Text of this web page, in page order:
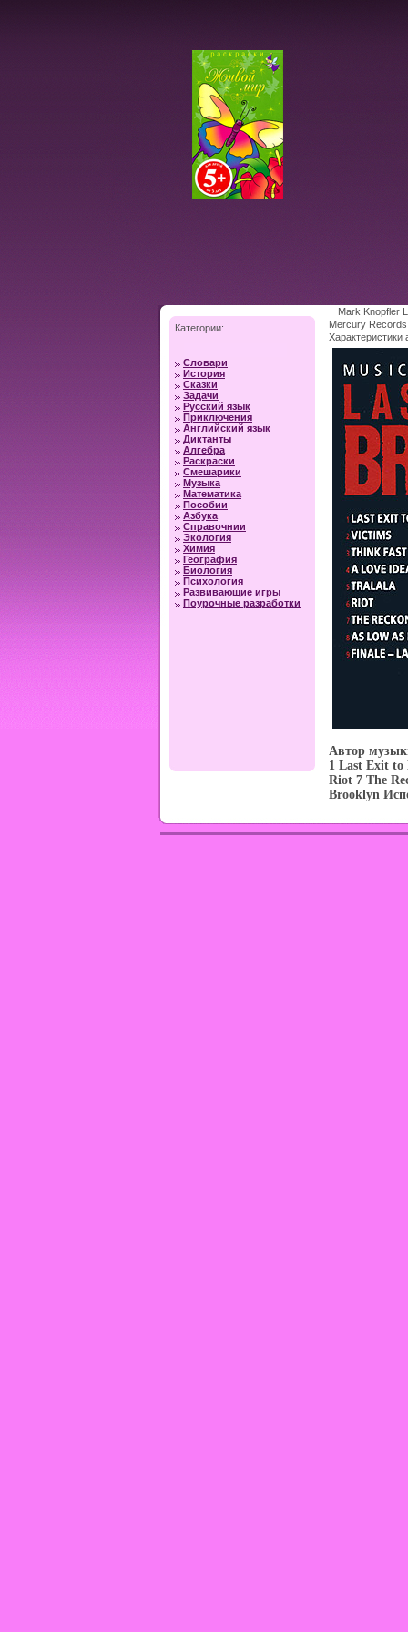
Категории:
Словари
История
Сказки
Задачи
Русский язык
Приключения
Английский язык
Диктанты
Алгебра
Раскраски
Смешарики
Музыка
Математика
Пособии
Азбука
Справочнии
Экология
Химия
География
Биология
Психология
Развивающие игры
Поурочные разработки
Mark Knopfler
Mercury
Автор
1 Last Exit to
Riot 7 The
Brooklyn